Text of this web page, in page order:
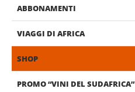
ABBONAMENTI
VIAGGI DI AFRICA
SHOP
PROMO “VINI DEL SUDAFRICA”